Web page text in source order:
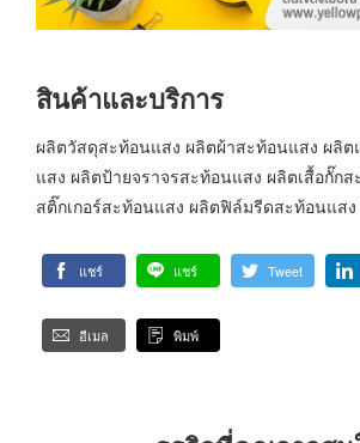
สินค้าและบริการ
ผลิตวัสดุสะท้อนแสง ผลิตผ้าสะท้อนแสง ผลิต
แสง ผลิตป้ายจราจรสะท้อนแสง ผลิตเสื้อกั๊ก
สติ๊กเกอร์สะท้อนแสง ผลิตฟิล์มรีดสะท้อนแส
แชร์ แชร์ Tweet
อีเมล พิมพ์